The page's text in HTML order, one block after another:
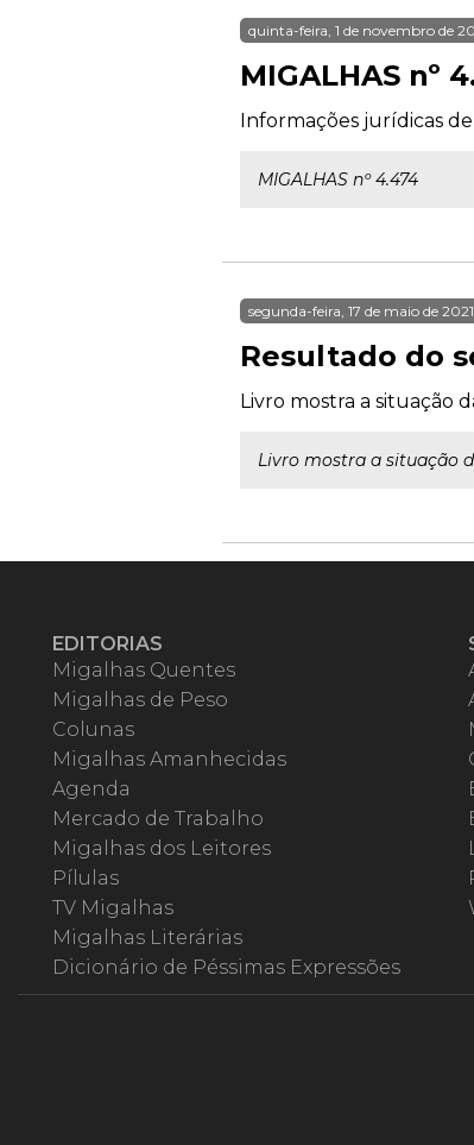
quinta-feira, 1 de novembro de
MIGALHAS nº
Informações jurídicas
MIGALHAS nº 4.474
segunda-feira, 17 de maio de 2021
Resultado do
Livro mostra a situação
Livro mostra a situação
EDITORIAS
Migalhas Quentes
Migalhas de Peso
Colunas
Migalhas Amanhecidas
Agenda
Mercado de Trabalho
Migalhas dos Leitores
Pílulas
TV Migalhas
Migalhas Literárias
Dicionário de Péssimas Expressões